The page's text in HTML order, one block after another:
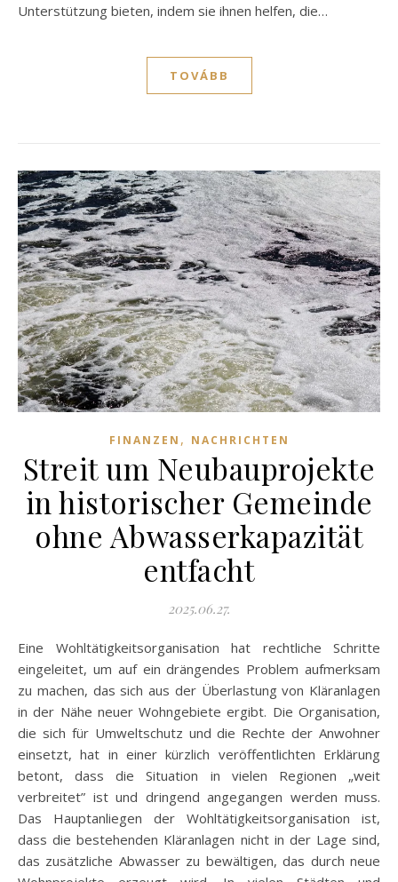
Unterstützung bieten, indem sie ihnen helfen, die…
TOVÁBB
FINANZEN , NACHRICHTEN
Streit um Neubauprojekte
in historischer Gemeinde
ohne Abwasserkapazität
entfacht
2025.06.27.
Eine Wohltätigkeitsorganisation hat rechtliche Schritte
eingeleitet, um auf ein drängendes Problem aufmerksam
zu machen, das sich aus der Überlastung von Kläranlagen
in der Nähe neuer Wohngebiete ergibt. Die Organisation,
die sich für Umweltschutz und die Rechte der Anwohner
einsetzt, hat in einer kürzlich veröffentlichten Erklärung
betont, dass die Situation in vielen Regionen „weit
verbreitet” ist und dringend angegangen werden muss.
Das Hauptanliegen der Wohltätigkeitsorganisation ist,
dass die bestehenden Kläranlagen nicht in der Lage sind,
das zusätzliche Abwasser zu bewältigen, das durch neue